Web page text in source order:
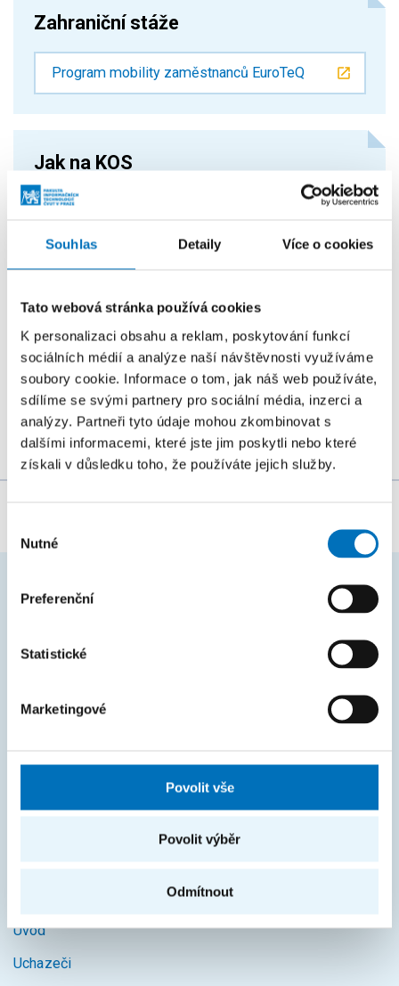
Souhlas Detaily Více o cookies
Tato webová stránka používá cookies
K personalizaci obsahu a reklam, poskytování funkcí
sociálních médií a analýze naší návštěvnosti využíváme
soubory cookie. Informace o tom, jak náš web používáte,
sdílíme se svými partnery pro sociální média, inzerci a
analýzy. Partneři tyto údaje mohou zkombinovat s
dalšími informacemi, které jste jim poskytli nebo které
získali v důsledku toho, že používáte jejich služby.
souhlasu
Nutné
Preferenční
Statistické
Marketingové
Povolit vše
Povolit výběr
Odmítnout
Zahraniční stáže
Program mobility zaměstnanců EuroTeQ
Jak na KOS
(návod pro referenta katedry STRSK)
Příprava nabídky předmětů katedrou
Vyhodnocení předběžných zápisů
katedrou
ČASTO HLEDÁTE
Harmonogram akademického roku
Průvodce studiem
Courses
Úvod
Uchazeči